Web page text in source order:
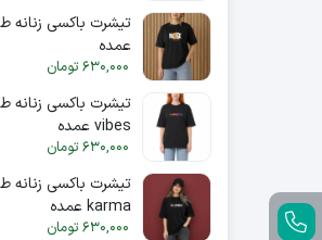
عمده
630,000 تومان
تیشرت باکسی زنانه
vibes عمده
630,000 تومان
تیشرت باکسی زنانه
karma عمده
630,000 تومان